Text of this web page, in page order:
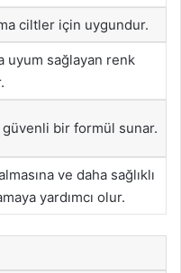
ciltler için uygundur.
uyum sağlayan renk
bir formül sunar.
ve daha sağlıklı
yardımcı olur.